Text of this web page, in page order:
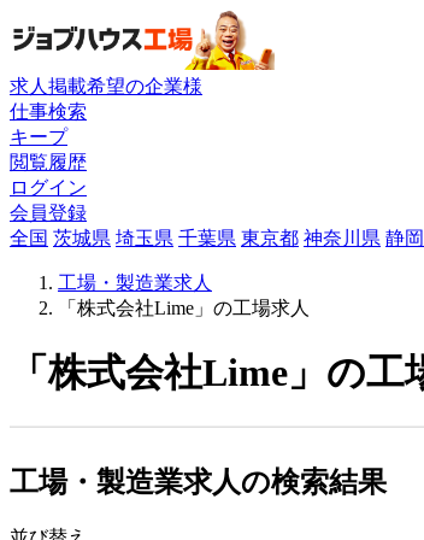
求人掲載希望の企業様
仕事検索
キープ
閲覧履歴
ログイン
会員登録
全国 茨城県 埼玉県 千葉県 東京都 神奈川県 静
工場・製造業求人
「株式会社Lime」の工場求人
「株式会社Lime」の
工場・製造業求人の検索結果